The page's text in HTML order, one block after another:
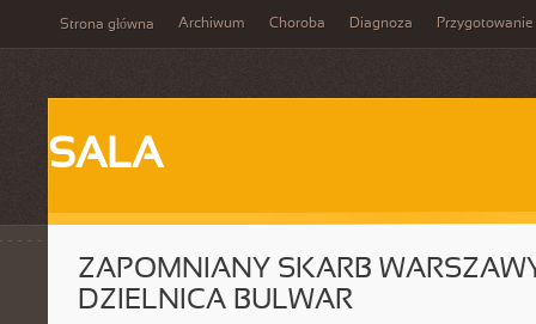
Strona główna Archiwum Choroba Diagnoza Przygotowanie
SALA
ZAPOMNIANY SKARB
DZIELNICA BULWAR